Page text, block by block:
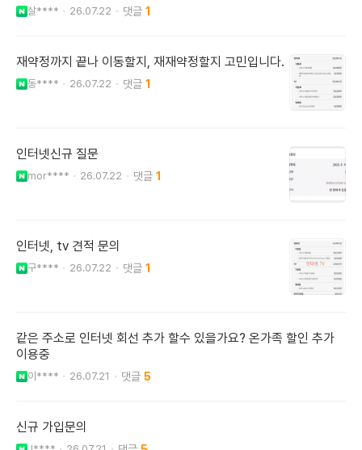
살**** 26.07.22 1
재약정까지 끝나 이동할지, 재재약정할지 고민입니다.
동**** 26.07.22 1
인터넷신규 질문
mor**** 26.07.22 1
인터넷, tv 견적 문의
구**** 26.07.22 1
같은 주소로 인터넷 회선 추가 할수 있을가요? 온가족 할인 추가
이용중
이**** 26.07.21 5
신규 가입문의